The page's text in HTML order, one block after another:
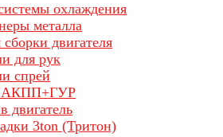
охлаждения
металла
двигателя
для рук
спрей
АКПП+ГУР
двигатель
3ton (Тритон)